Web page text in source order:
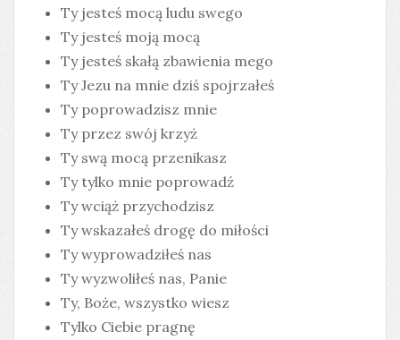
Ty jesteś mocą ludu swego
Ty jesteś moją mocą
Ty jesteś skałą zbawienia mego
Ty Jezu na mnie dziś spojrzałeś
Ty poprowadzisz mnie
Ty przez swój krzyż
Ty swą mocą przenikasz
Ty tylko mnie poprowadź
Ty wciąż przychodzisz
Ty wskazałeś drogę do miłości
Ty wyprowadziłeś nas
Ty wyzwoliłeś nas, Panie
Ty, Boże, wszystko wiesz
Tylko Ciebie pragnę